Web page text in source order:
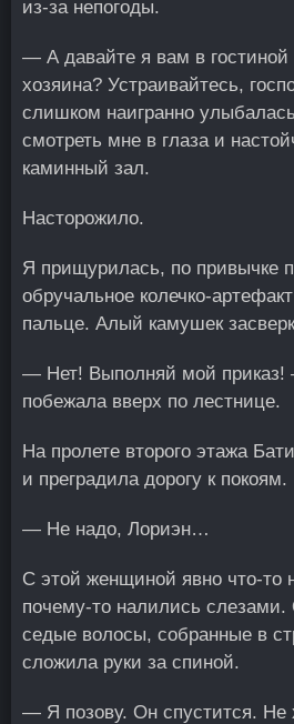
из-за непогоды.
— А давайте я вам в гостиной
хозяина? Устраивайтесь,
слишком наигранно
смотреть мне в глаза и
каминный зал.
Насторожило.
Я прищурилась, по привычке
обручальное колечко-
пальце. Алый камушек
— Нет! Выполняй мой приказ!
побежала вверх по лестнице.
На пролете второго этажа
и преградила дорогу к покоям.
— Не надо, Лориэн…
С этой женщиной явно что-то
почему-то налились слезами.
седые волосы, собранные в
сложила руки за спиной.
— Я позову. Он спустится.